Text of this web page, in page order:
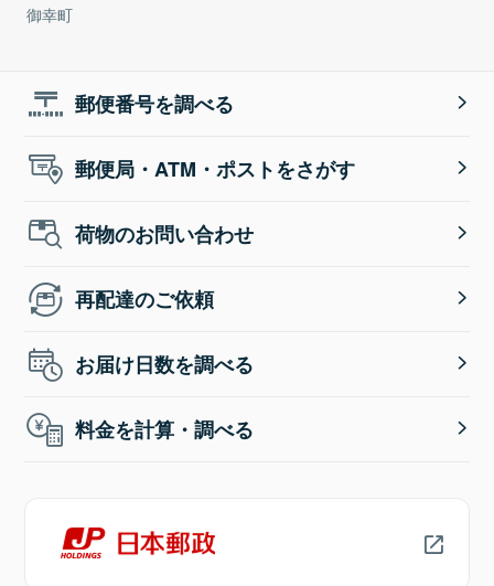
御幸町
郵便番号を調べる
郵便局・ATM・ポストをさがす
荷物のお問い合わせ
再配達のご依頼
お届け日数を調べる
料金を計算・調べる